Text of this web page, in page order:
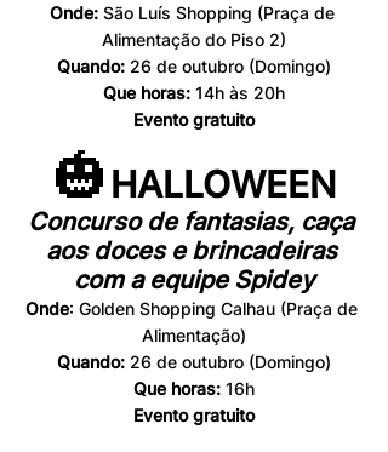
Onde: São Luís Shopping (Praça de
Alimentação do Piso 2)
Quando: 26 de outubro (Domingo)
Que horas: 14h às 20h
Evento gratuito
🎃 HALLOWEEN
Concurso de fantasias, caça
aos doces e brincadeiras
com a equipe Spidey
Onde: Golden Shopping Calhau (Praça de
Alimentação)
Quando: 26 de outubro (Domingo)
Que horas: 16h
Evento gratuito